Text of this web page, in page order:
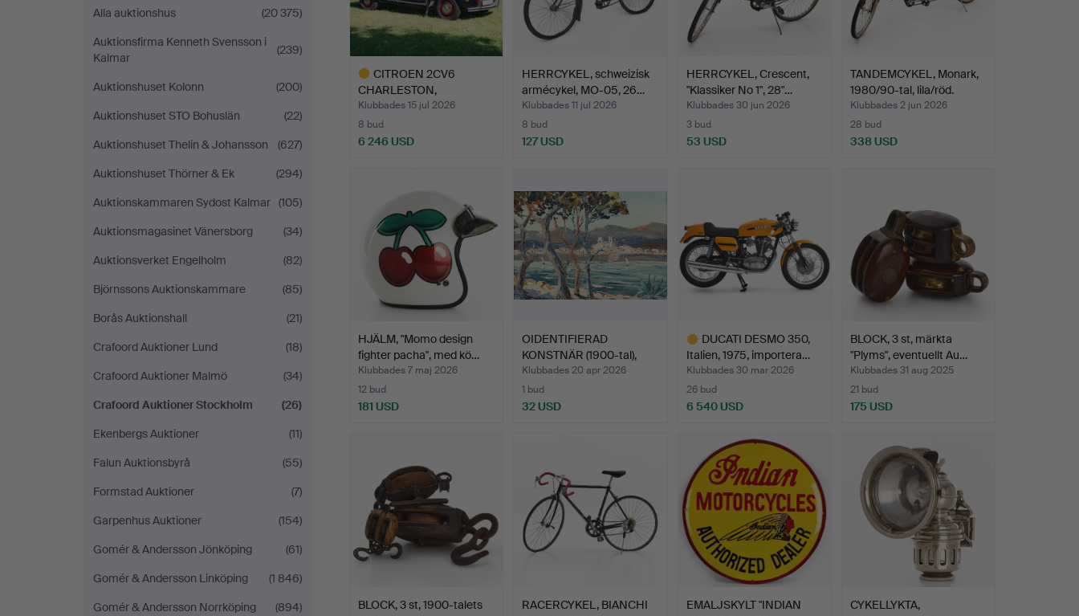
Alla auktionshus
(20 375)
Auktionsfirma Kenneth Svensson i
Kalmar
(239)
Auktionshuset Kolonn
(200)
Auktionshuset STO Bohuslän
(22)
Auktionshuset Thelin & Johansson
(627)
Auktionshuset Thörner & Ek
(294)
Auktionskammaren Sydost Kalmar (105)
Auktionsmagasinet Vänersborg
(34)
Auktionsverket Engelholm
(82)
Björnssons Auktionskammare
(85)
Borås Auktionshall
(21)
Crafoord Auktioner Lund
(18)
Crafoord Auktioner Malmö
(34)
Crafoord Auktioner Stockholm
(26)
Ekenbergs Auktioner
(11)
Falun Auktionsbyrå
(55)
Formstad Auktioner
(7)
Garpenhus Auktioner
(154)
Gomér & Andersson Jönköping
(61)
Gomér & Andersson Linköping
(1 846)
Gomér & Andersson Norrköping
(894)
CITROEN 2CV6
CHARLESTON,
nybesiktigad, 3 ä…
Klubbades 15 jul 2026
8 bud
6 246 USD
HERRCYKEL, schweizisk
armécykel, MO-05, 26…
Klubbades 11 jul 2026
8 bud
127 USD
HERRCYKEL, Crescent,
"Klassiker No 1", 28"…
Klubbades 30 jun 2026
3 bud
53 USD
TANDEMCYKEL, Monark,
1980/90-tal, lila/röd.
Klubbades 2 jun 2026
28 bud
338 USD
HJÄLM, "Momo design
fighter pacha", med kö…
Klubbades 7 maj 2026
12 bud
181 USD
OIDENTIFIERAD
KONSTNÄR (1900-tal),
Båtar v…
Klubbades 20 apr 2026
1 bud
32 USD
DUCATI DESMO 350,
Italien, 1975, importera…
Klubbades 30 mar 2026
26 bud
6 540 USD
BLOCK, 3 st, märkta
"Plyms", eventuellt Au…
Klubbades 31 aug 2025
21 bud
175 USD
BLOCK, 3 st, 1900-talets
RACERCYKEL, BIANCHI
EMALJSKYLT "INDIAN
CYKELLYKTA,